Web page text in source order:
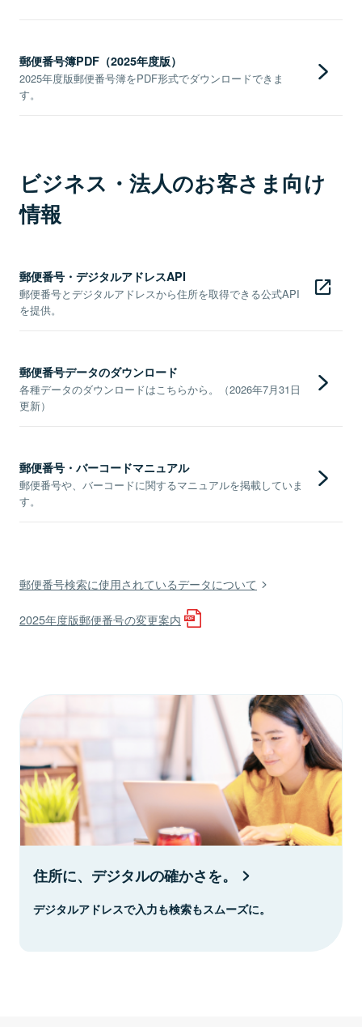
郵便番号簿PDF（2025年度版）
2025年度版郵便番号簿をPDF形式でダウンロードできま
す。
ビジネス・法人のお客さま向け
情報
郵便番号・デジタルアドレスAPI
郵便番号とデジタルアドレスから住所を取得できる公式API
を提供。
郵便番号データのダウンロード
各種データのダウンロードはこちらから。（2026年7月31日
更新）
郵便番号・バーコードマニュアル
郵便番号や、バーコードに関するマニュアルを掲載していま
す。
郵便番号検索に使用されているデータについて
2025年度版郵便番号の変更案内
住所に、デジタルの確かさを。
デジタルアドレスで入力も検索もスムーズに。